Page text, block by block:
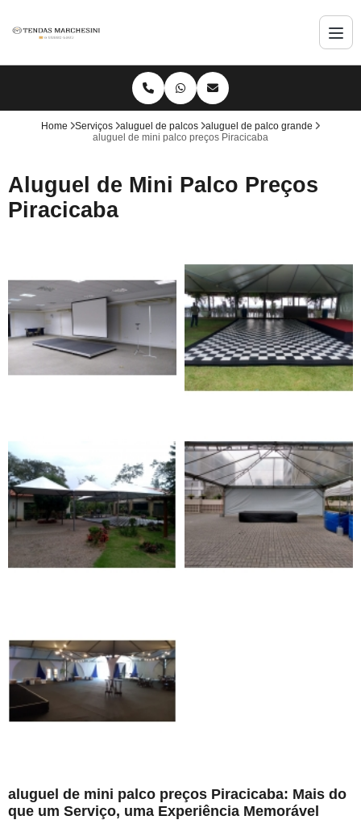
Home Serviços aluguel de palcos
aluguel de palco grande
aluguel de mini palco preços Piracicaba
Aluguel de Mini Palco Preços
Piracicaba
aluguel de mini palco preços Piracicaba: Mais do
que um Serviço, uma Experiência Memorável